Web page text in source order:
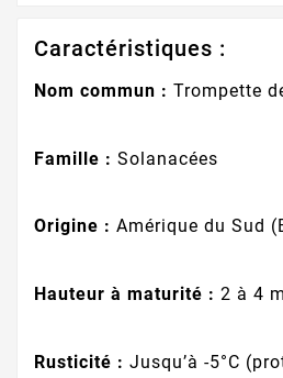
Caractéristiques :
Nom commun : Trompette
Famille : Solanacées
Origine : Amérique du Sud
Hauteur à maturité : 2 à 4
Rusticité : Jusqu’à -5°C